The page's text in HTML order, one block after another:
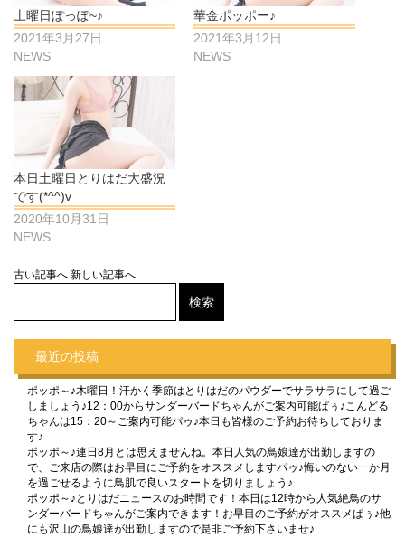
土曜日ぽっぽ~♪
2021年3月27日
NEWS
華金ポッポー♪
2021年3月12日
NEWS
本日土曜日とりはだ大盛況
です(*^^)v
2020年10月31日
NEWS
古い記事へ 新しい記事へ
最近の投稿
ポッポ～♪木曜日！汗かく季節はとりはだのパウダーでサラサラにして過ご
しましょう♪12：00からサンダーバードちゃんがご案内可能ぱぅ♪こんどる
ちゃんは15：20～ご案内可能パゥ♪本日も皆様のご予約お待ちしておりま
す♪
ポッポ～♪連日8月とは思えませんね。本日人気の鳥娘達が出勤しますの
で、ご来店の際はお早目にご予約をオススメしますパゥ♪悔いのない一か月
を過ごせるように鳥肌で良いスタートを切りましょう♪
ポッポ～♪とりはだニュースのお時間です！本日は12時から人気絶鳥のサ
ンダーバードちゃんがご案内できます！お早目のご予約がオススメぱぅ♪他
にも沢山の鳥娘達が出勤しますので是非ご予約下さいませ♪